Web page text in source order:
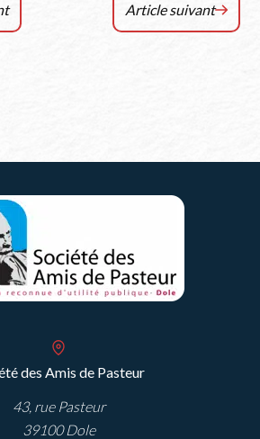
LA
Article suivant
des Amis de Pasteur
43, rue Pasteur
39100 Dole